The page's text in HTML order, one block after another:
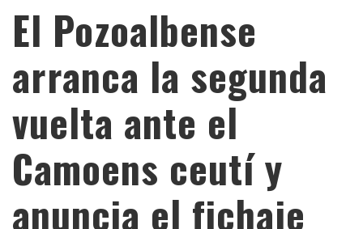
El Pozoalbense
arranca la segunda
vuelta ante el
Camoens ceutí y
anuncia el fichaje